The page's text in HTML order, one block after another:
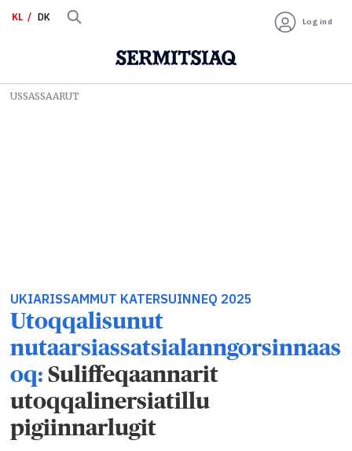
KL DK Log ind
USSASSAARUT
UKIARISSAMMUT KATERSUINNEQ 2025
Utoqqalisunut
nutaarsiassatsialanngorsinnaas
oq: Suliffeqaannarit
utoqqalinersiatillu
pigiinnarlugit